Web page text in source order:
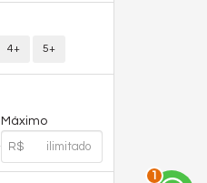
4+ 5+
Máximo